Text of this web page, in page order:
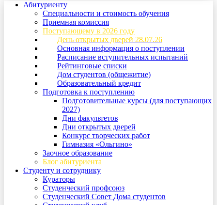
Абитуриенту
Специальности и стоимость обучения
Приемная комиссия
Поступающему в 2026 году
День открытых дверей 28.07.26
Основная информация о поступлении
Расписание вступительных испытаний
Рейтинговые списки
Дом студентов (общежитие)
Образовательный кредит
Подготовка к поступлению
Подготовительные курсы (для поступающих
2027)
Дни факультетов
Дни открытых дверей
Конкурс творческих работ
Гимназия «Ольгино»
Заочное образование
Блог абитуриента
Студенту и сотруднику
Кураторы
Студенческий профсоюз
Студенческий Совет Дома студентов